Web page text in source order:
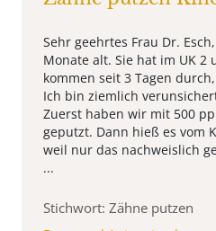
Sehr geehrtes Frau Dr.
Monate alt. Sie hat im UK 2
kommen seit 3 Tagen
Ich bin ziemlich
Zuerst haben wir mit 500
geputzt. Dann hieß es vom
weil nur das nachweislich
...
Stichwort: Zähne putzen